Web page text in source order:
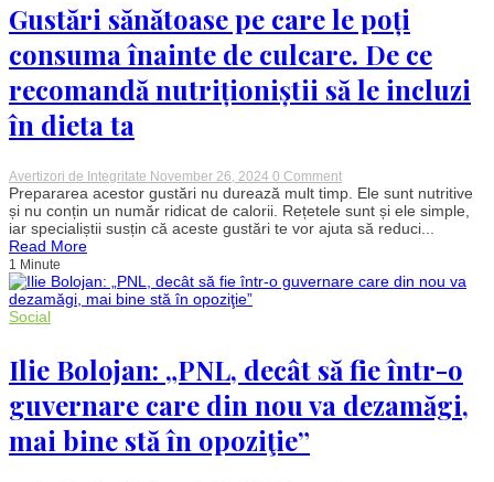
Gustări sănătoase pe care le poți
consuma înainte de culcare. De ce
recomandă nutriționiștii să le incluzi
în dieta ta
Avertizori de Integritate November 26, 2024 0 Commenton
Gustări
sănătoase
pe
care
consuma
ce
recomandă
nutriționiștii
să
le
Prepararea acestor gustări nu durează mult timp. Ele sunt nutritive
și nu conțin un număr ridicat de calorii. Rețetele sunt și ele simple,
iar specialiștii susțin că aceste gustări te vor ajuta să reduci...
Read More
1 Minute
Social
Ilie Bolojan: „PNL, decât să fie într-o
guvernare care din nou va dezamăgi,
mai bine stă în opoziţie”